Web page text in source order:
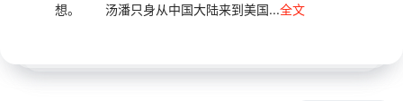
想。 汤潘只身从中国大陆来到美国...全文